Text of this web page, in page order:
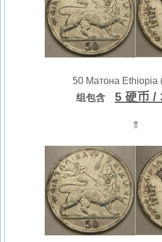
50 Матона Ethiopia
组包含
5 硬币 /
⇑